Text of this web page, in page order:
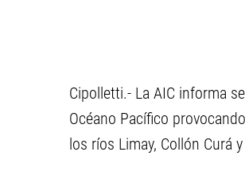
Cipolletti.- La AIC informa
Océano Pacífico
los ríos Limay, Collón Curá